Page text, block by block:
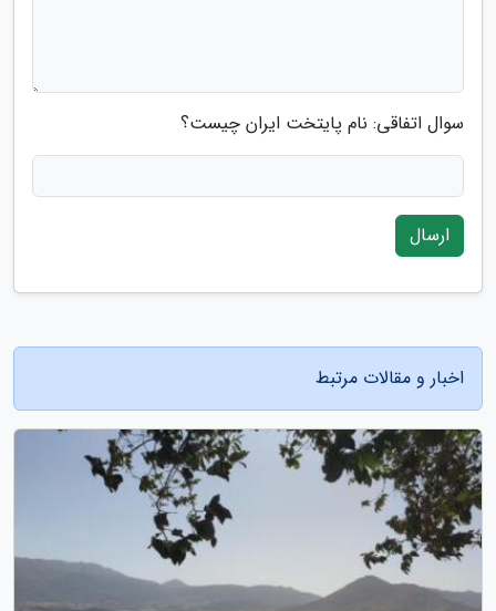
سوال اتفاقی: نام پایتخت ایران چیست؟
ارسال
اخبار و مقالات مرتبط